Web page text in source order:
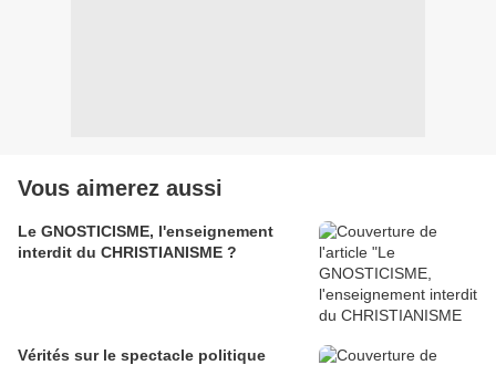
Vous aimerez aussi
Le GNOSTICISME, l'enseignement
interdit du CHRISTIANISME ?
Vérités sur le spectacle politique